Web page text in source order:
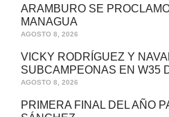
ARAMBURO SE
MANAGUA
AGOSTO 8, 2026
VICKY RODRÍGUEZ Y
SUBCAMPEONAS EN W35
AGOSTO 8, 2026
PRIMERA FINAL DEL AÑO